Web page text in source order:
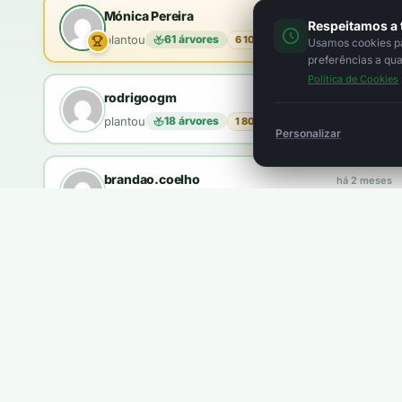
Mónica Pereira
plantou 61 árvores 6 100 pts
rodrigoogm
plantou 18 árvores 1 800 pts
brandao.coelho há 2 meses
Respeitamos
Usamos cookies
preferências a
Política de Cookies
Personalizar